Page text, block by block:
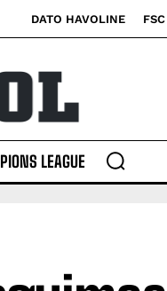
DATO HAVOLINE FSC
LEAGUE